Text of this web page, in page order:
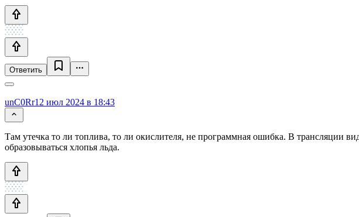
Ответить
unC0Rr12 июл 2024 в 18:43
Там утечка то ли топлива, то ли окислителя, не программная ошибка. В трансляции
образовываться хлопья льда.